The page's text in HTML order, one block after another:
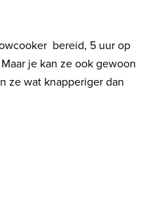
bereid, 5 uur op
je kan ze ook gewoon
ze wat knapperiger dan